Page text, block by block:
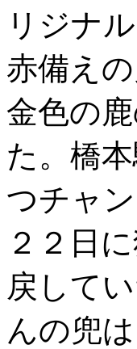
リジナ
赤備え
金色の
た。橋
つチャ
２２日
戻して
んの兜